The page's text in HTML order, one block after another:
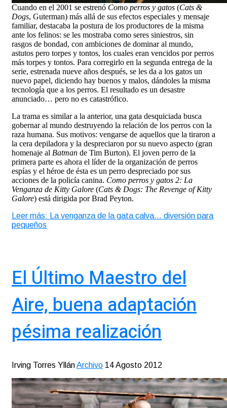
Cuando en el 2001 se estrenó Como perros y gatos (Cats &
Dogs, Guterman) más allá de sus efectos especiales y mensaje
familiar, destacaba la postura de los productores de la misma
ante los felinos: se les mostraba como seres siniestros, sin
rasgos de bondad, con ambiciones de dominar al mundo,
astutos pero torpes y tontos, los cuales eran vencidos por perros
más torpes y tontos. Para corregirlo en la segunda entrega de la
serie, estrenada nueve años después, se les da a los gatos un
nuevo papel, diciendo hay buenos y malos, dándoles la misma
tecnología que a los perros. El resultado es un desastre
anunciado… pero no es catastrófico.
La trama es similar a la anterior, una gata desquiciada busca
gobernar al mundo destruyendo la relación de los perros con la
raza humana. Sus motivos: vengarse de aquellos que la tiraron a
la cera depiladora y la despreciaron por su nuevo aspecto (gran
homenaje al Batman de Tim Burton). El joven perro de la
primera parte es ahora el líder de la organización de perros
espías y el héroe de ésta es un perro despreciado por sus
acciones de la policía canina. Como perros y gatos 2: La
Venganza de Kitty Galore (Cats & Dogs: The Revenge of Kitty
Galore) está dirigida por Brad Peyton.
Leer más: La venganza de la gata calva… diversión para
pequeños
El Último Maestro del
Aire, buena adaptación
pésima realización
Irving Torres YllánArchivo 14 Agosto 2012